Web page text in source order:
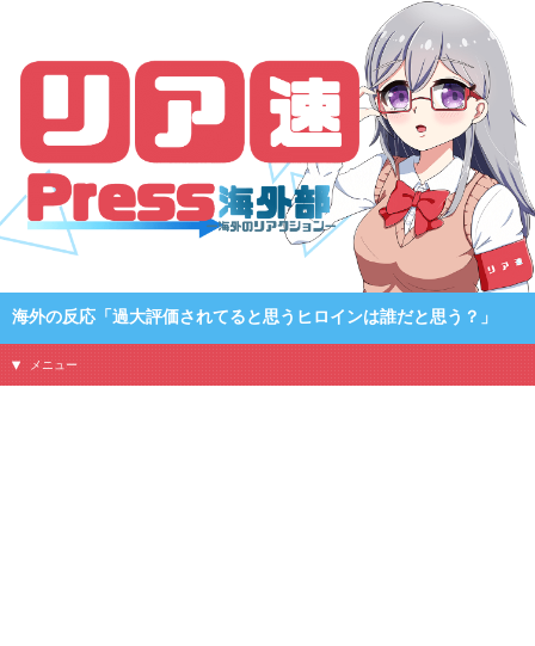
海外の反応「過大評価されてると思うヒロインは誰だと思う？」
メニュー